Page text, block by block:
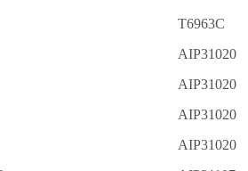
T6963C
AIP31020
AIP31020
AIP31020
AIP31020